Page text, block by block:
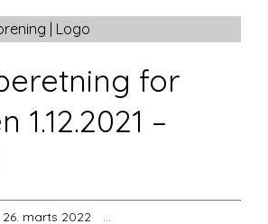
for
1.12.2021 –
26. marts 2022